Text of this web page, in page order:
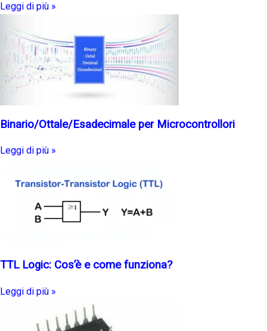
Leggi di più »
Binario/Ottale/Esadecimale per Microcontrollori
Leggi di più »
TTL Logic: Cos’è e come funziona?
Leggi di più »